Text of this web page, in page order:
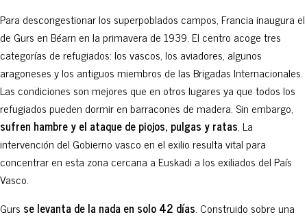
Para descongestionar los superpoblados campos, Francia inaugura el
de Gurs en Béarn en la primavera de 1939. El centro acoge tres
categorías de refugiados: los vascos, los aviadores, algunos
aragoneses y los antiguos miembros de las Brigadas Internacionales.
Las condiciones son mejores que en otros lugares ya que todos los
refugiados pueden dormir en barracones de madera. Sin embargo,
sufren hambre y el ataque de piojos, pulgas y ratas. La
intervención del Gobierno vasco en el exilio resulta vital para
concentrar en esta zona cercana a Euskadi a los exiliados del País
Vasco.
Gurs se levanta de la nada en solo 42 días. Construido sobre una